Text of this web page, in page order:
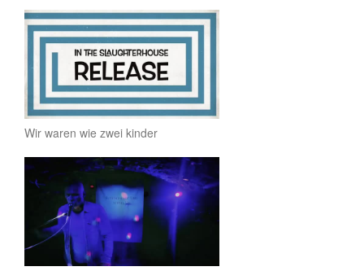
Wir waren wie zwei kinder